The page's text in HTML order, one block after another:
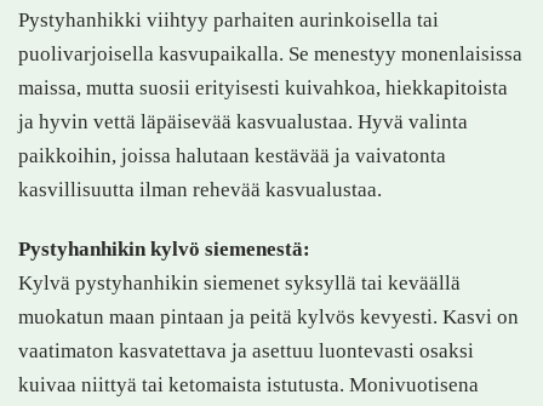
Pystyhanhikki viihtyy parhaiten aurinkoisella tai
puolivarjoisella kasvupaikalla. Se menestyy monenlaisissa
maissa, mutta suosii erityisesti kuivahkoa, hiekkapitoista
ja hyvin vettä läpäisevää kasvualustaa. Hyvä valinta
paikkoihin, joissa halutaan kestävää ja vaivatonta
kasvillisuutta ilman rehevää kasvualustaa.
Pystyhanhikin kylvö siemenestä:
Kylvä pystyhanhikin siemenet syksyllä tai keväällä
muokatun maan pintaan ja peitä kylvös kevyesti. Kasvi on
vaatimaton kasvatettava ja asettuu luontevasti osaksi
kuivaa niittyä tai ketomaista istutusta. Monivuotisena